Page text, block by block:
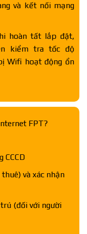
và kết nối mạng
hoàn tất lắp đặt,
kiểm tra tốc độ
Wifi hoạt động ổn
FPT?
CCCD
và xác nhận
(đối với người